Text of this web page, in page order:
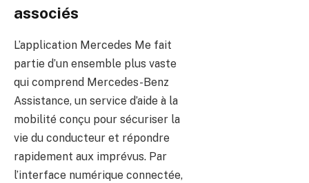
associés
L’application Mercedes Me fait
partie d’un ensemble plus vaste
qui comprend Mercedes-Benz
Assistance, un service d’aide à la
mobilité conçu pour sécuriser la
vie du conducteur et répondre
rapidement aux imprévus. Par
l’interface numérique connectée,